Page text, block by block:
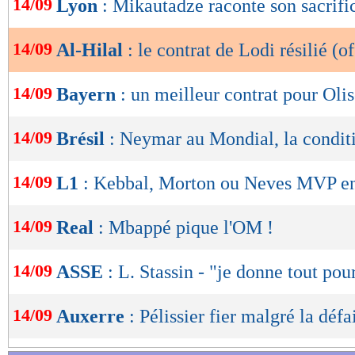
de
OK
14/09 Lyon : Mikautadze raconte son
14/09 Al-Hilal : le contrat de Lodi résilié
14/09 Bayern : un meilleur contrat pour
14/09 Brésil : Neymar au Mondial, la
14/09 L1 : Kebbal, Morton ou Neves MVP
14/09 Real : Mbappé pique l'OM !
14/09 ASSE : L. Stassin - "je donne tout
14/09 Auxerre : Pélissier fier malgré la